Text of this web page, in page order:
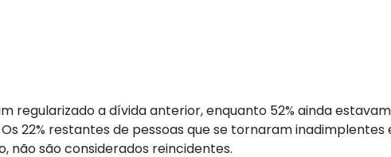
regularizado a dívida anterior, enquanto 52% ainda
22% restantes de pessoas que se tornaram
não são considerados reincidentes.